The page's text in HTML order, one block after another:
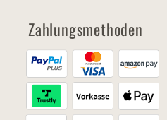
Zahlungsmethoden